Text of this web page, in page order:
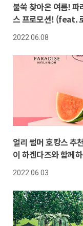
불쑥 찾아온 여름! 파
스 프로모션! (feat.
더 비치 라운지)
2022.06.08
얼리 썸머 호캉스 추
이 하겐다즈와 함께
2022.06.03